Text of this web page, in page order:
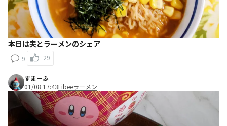
本日は夫とラーメンのシェア
9 29
すまーふ
01/08 17:43Fibeeラーメン